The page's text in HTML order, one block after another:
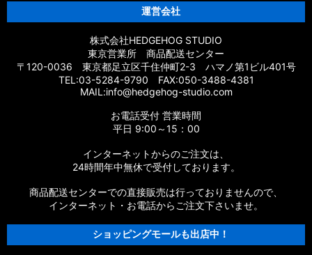
運営会社
株式会社HEDGEHOG STUDIO
東京営業所 商品配送センター
〒120-0036 東京都足立区千住仲町2-3 ハマノ第1ビル401号
TEL:03-5284-9790 FAX:050-3488-4381
MAIL:info@hedgehog-studio.com
お電話受付 営業時間
平日 9:00～15：00
インターネットからのご注文は、
24時間年中無休で受付しております。
商品配送センターでの直接販売は行っておりませんので、
インターネット・お電話からご注文下さいませ。
ショッピングモールも出店中！